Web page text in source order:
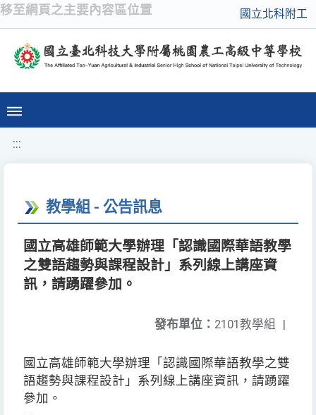
移至網頁之主要內容區位置 國立北科附工
:::
教學組 - 公告訊息
國立高雄師範大學辦理「認識國際華語教學
之雙語趨勢與課程設計」系列線上講座資
訊，請踴躍參加。
發布單位： 2101教學組 |
國立高雄師範大學辦理「認識國際華語教學之雙
語趨勢與課程設計」系列線上講座資訊，請踴躍
參加。